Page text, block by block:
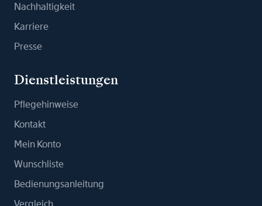
Nachhaltigkeit
Karriere
Presse
Dienstleistungen
Pflegehinweise
Kontakt
Mein Konto
Wunschliste
Bedienungsanleitung